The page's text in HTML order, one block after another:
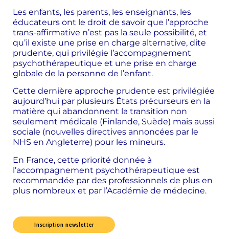
Les enfants, les parents, les enseignants, les
éducateurs ont le droit de savoir que l’approche
trans-affirmative n’est pas la seule possibilité, et
qu’il existe une prise en charge alternative, dite
prudente, qui privilégie l’accompagnement
psychothérapeutique et une prise en charge
globale de la personne de l’enfant.
Cette dernière approche prudente est privilégiée
aujourd’hui par plusieurs États précurseurs en la
matière qui abandonnent la transition non
seulement médicale (Finlande, Suède) mais aussi
sociale (nouvelles directives annoncées par le
NHS en Angleterre) pour les mineurs.
En France, cette priorité donnée à
l’accompagnement psychothérapeutique est
recommandée par des professionnels de plus en
plus nombreux et par l’Académie de médecine.
Inscription newsletter